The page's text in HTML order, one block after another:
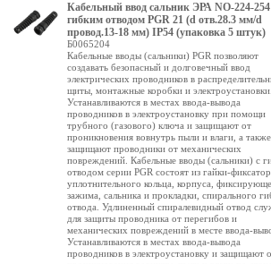
Кабельный ввод сальник ЭРА NO-224-254
гибким отводом PGR 21 (d отв.28.3 мм/d
провод.13-18 мм) IP54 (упаковка 5 штук)
Б0065204
Кабельные вводы (сальники) PGR позволяют
создавать безопасный и долговечный ввод
электрических проводников в
щиты, монтажные коробки и электроустановки.
Устанавливаются в местах ввода-вывода
проводников в электроустановку при помощи
трубного (газового) ключа и защищают от
проникновения вовнутрь пыли и влаги, а также
защищают проводники от механических
повреждений. Кабельные вводы (сальники) c
отводом серии PGR состоят из гайки-
уплотнительного кольца, корпуса,
зажима, сальника и прокладки, спирального
отвода. Удлиненный спиралевидный отвод
для защиты проводника от перегибов и
механических повреждений в месте ввода-
Устанавливаются в местах ввода-вывода
проводников в электроустановку и защищают